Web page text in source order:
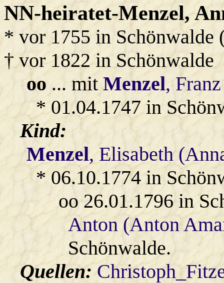
NN-heiratet-Menzel,
* vor 1755 in Schönwalde
† vor 1822 in Schönwalde
oo ... mitMenzel,
* 01.04.1747 in
Kind:
Menzel, Elisabeth
* 06.10.1774 in
oo 26.01.1796 in
Anton (Anton
Schönwalde.
Quellen: